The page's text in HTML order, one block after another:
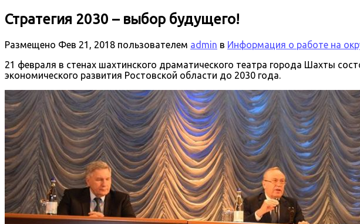
Стратегия 2030 – выбор будущего!
Размещено Фев 21, 2018 пользователем admin в Информация о работе на
21 февраля в стенах шахтинского драматического театра города Шахты
экономического развития Ростовской области до 2030 года.